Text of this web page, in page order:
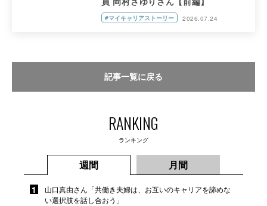
#マイキャリアストーリー 2026.07.24
記事一覧に戻る
RANKING
ランキング
週間 月間
山口真由さん「共働き夫婦は、お互いのキャリアを諦めな
い選択肢を話し合おう」